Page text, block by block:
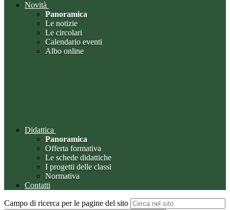
Novità
Panoramica
Le notizie
Le circolari
Calendario eventi
Albo online
Didattica
Panoramica
Offerta formativa
Le schede didattiche
I progetti delle classi
Normativa
Contatti
Campo di ricerca per le pagine del sito